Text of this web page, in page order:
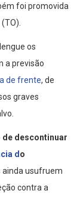
foi promovida
os
a previsão
de frente, de
graves
de descontinuar
d o
ainda usufruem
contra a